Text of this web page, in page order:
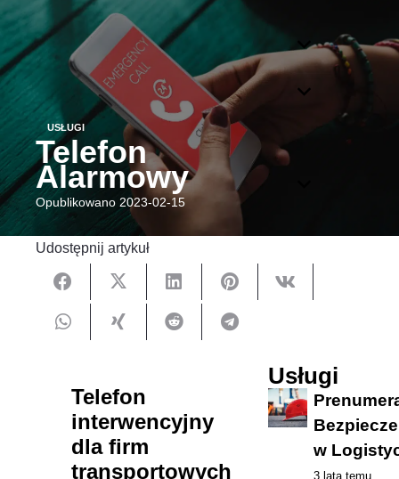
USŁUGI
Telefon
Alarmowy
Opublikowano 2023-02-15
Udostępnij artykuł
Telefon
interwencyjny
dla firm
transportowych
Usługi
w
3 lata temu